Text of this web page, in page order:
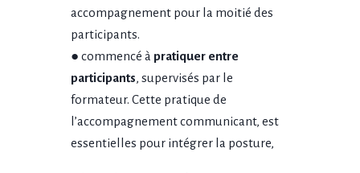
accompagnement pour la moitié des
participants.
● commencé à pratiquer entre
participants, supervisés par le
formateur. Cette pratique de
l’accompagnement communicant, est
essentielles pour intégrer la posture,